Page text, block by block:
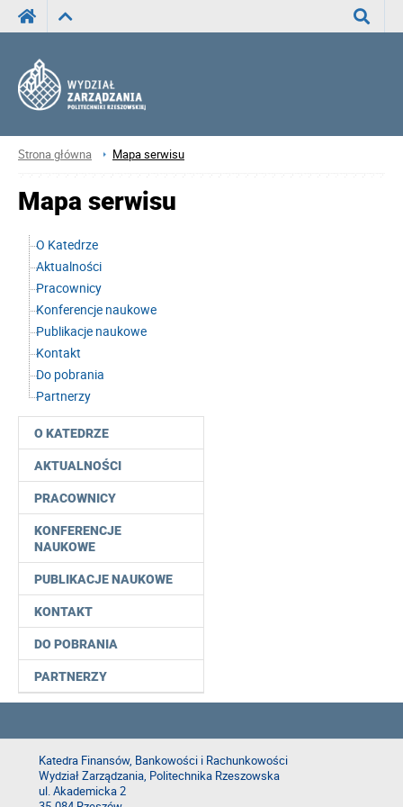
Strona główna Mapa serwisu
O KATEDRZE
AKTUALNOŚCI
PRACOWNICY
KONFERENCJE
NAUKOWE
PUBLIKACJE NAUKOWE
KONTAKT
DO POBRANIA
PARTNERZY
Mapa serwisu
O Katedrze
Aktualności
Pracownicy
Konferencje naukowe
Publikacje naukowe
Kontakt
Do pobrania
Partnerzy
Katedra Finansów, Bankowości i Rachunkowości
Wydział Zarządzania, Politechnika Rzeszowska
ul. Akademicka 2